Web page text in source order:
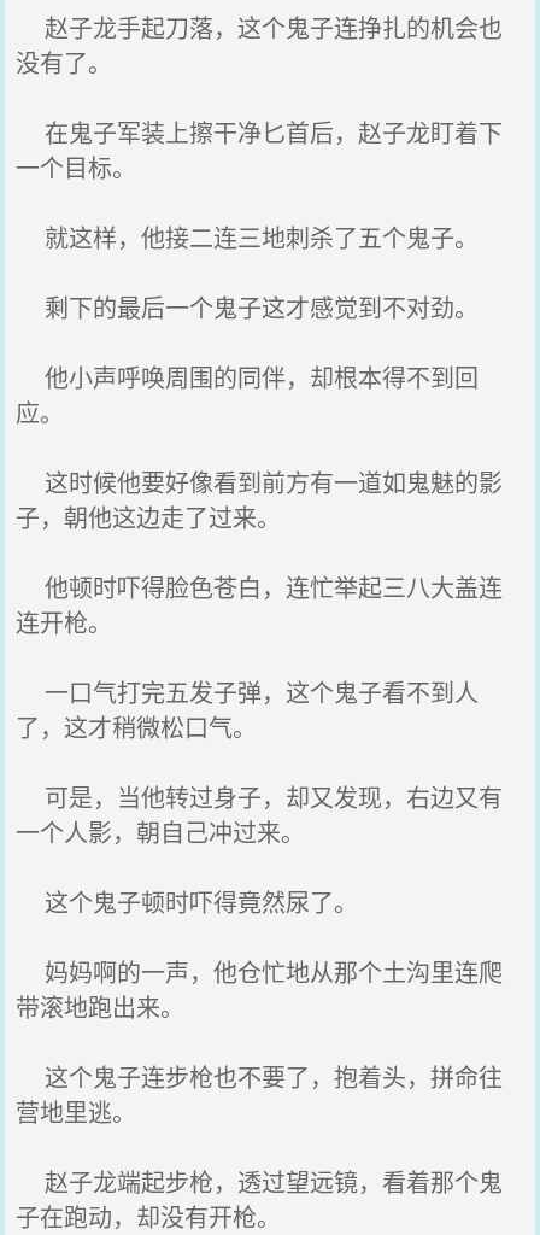
赵子龙手起刀落，这个鬼子连挣扎的机会也
没有了。
在鬼子军装上擦干净匕首后，赵子龙盯着下
一个目标。
就这样，他接二连三地刺杀了五个鬼子。
剩下的最后一个鬼子这才感觉到不对劲。
他小声呼唤周围的同伴，却根本得不到回
应。
这时候他要好像看到前方有一道如鬼魅的影
子，朝他这边走了过来。
他顿时吓得脸色苍白，连忙举起三八大盖连
连开枪。
一口气打完五发子弹，这个鬼子看不到人
了，这才稍微松口气。
可是，当他转过身子，却又发现，右边又有
一个人影，朝自己冲过来。
这个鬼子顿时吓得竟然尿了。
妈妈啊的一声，他仓忙地从那个土沟里连爬
带滚地跑出来。
这个鬼子连步枪也不要了，抱着头，拼命往
营地里逃。
赵子龙端起步枪，透过望远镜，看着那个鬼
子在跑动，却没有开枪。